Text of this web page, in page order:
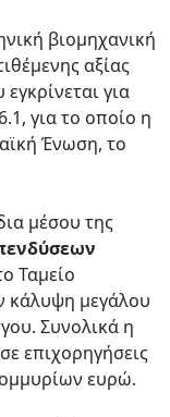
βιομηχανική
αξίας
για
για το οποίο η
Ένωση, το
μέσου της
Ταμείο
κάλυψη μεγάλου
Συνολικά η
επιχορηγήσεις
ευρώ.